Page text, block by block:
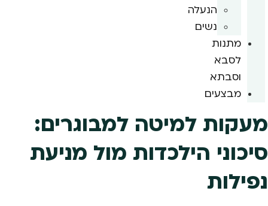
הנעלה
נשים
מתנות
לסבא
וסבתא
מבצעים
מעקות למיטה למבוגרים:
סיכוני הילכדות מול מניעת
נפילות